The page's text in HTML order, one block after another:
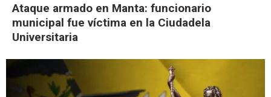
Ataque armado en Manta: funcionario
municipal fue víctima en la Ciudadela
Universitaria